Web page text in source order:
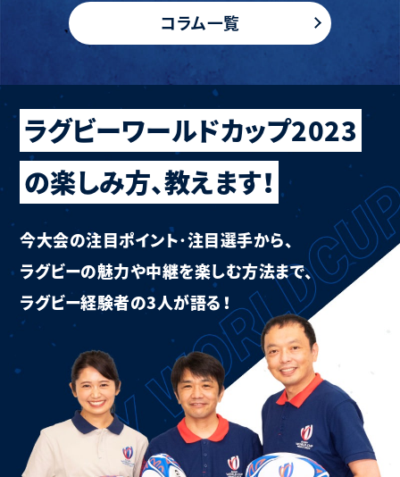
コラム一覧
ラグビーワールドカップ2023
の楽しみ方、教えます！
今大会の注目ポイント･注目選手から、
ラグビーの魅力や中継を楽しむ方法まで、
ラグビー経験者の3人が語る！